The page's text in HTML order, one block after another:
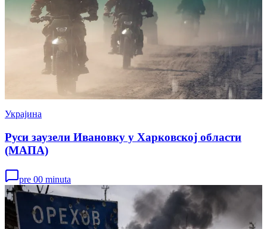
Украјина
Руси заузели Ивановку у Харковској области
(МАПА)
pre 00 minuta